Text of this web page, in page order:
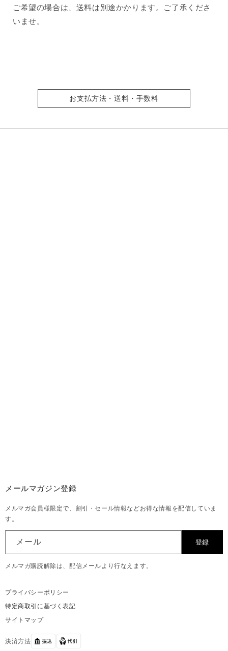
ご希望の場合は、送料は別途かかります。ご了承くださ
いませ。
お支払方法・送料・手数料
メールマガジン登録
メルマガ会員様限定で、割引・セール情報などお得な情報を配信していま
す。
メール 登録
メルマガ購読解除は、配信メールより行なえます。
プライバシーポリシー
特定商取引に基づく表記
サイトマップ
決済方法